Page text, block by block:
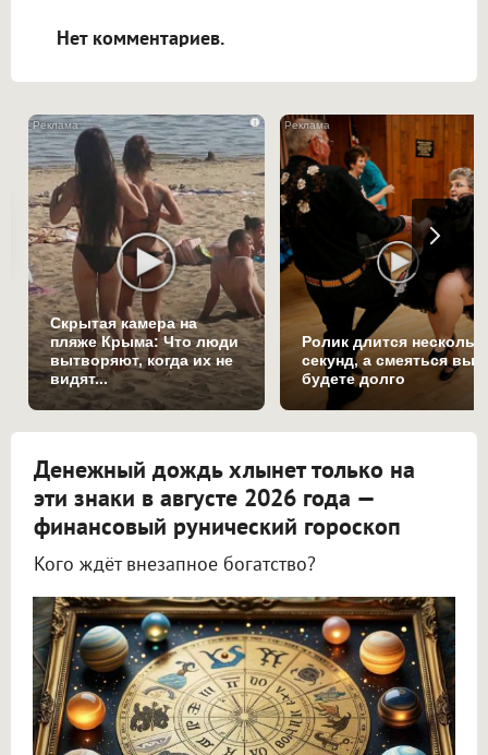
Нет комментариев.
i
Скрытая камера на
пляже Крыма: Что люди
вытворяют, когда их не
видят...
Ролик длится
секунд, а смеяться вы
будете долго
Денежный дождь хлынет только на
эти знаки в августе 2026 года —
финансовый рунический гороскоп
Кого ждёт внезапное богатство?